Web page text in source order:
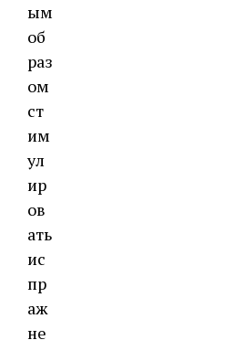
ым
об
раз
ом
ст
им
ул
ир
ов
ать
ис
пр
аж
не